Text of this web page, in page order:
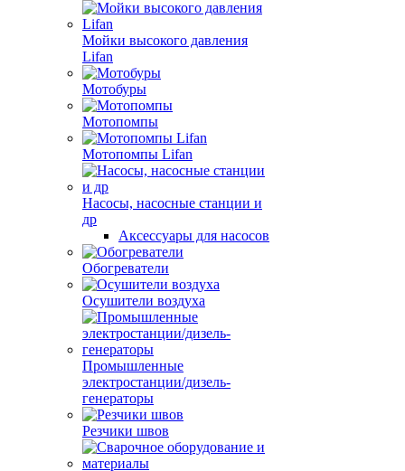
Мойки высокого давления
Lifan
Мотобуры
Мотопомпы
Мотопомпы Lifan
Насосы, насосные станции и
др
Аксессуары для насосов
Обогреватели
Осушители воздуха
Промышленные
электростанции/дизель-
генераторы
Резчики швов